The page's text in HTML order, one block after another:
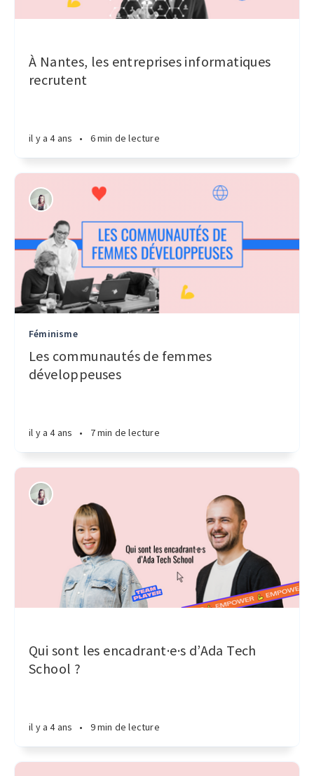
À Nantes, les entreprises informatiques
recrutent
il y a 4 ans • 6 min de lecture
Féminisme
Les communautés de femmes
développeuses
il y a 4 ans • 7 min de lecture
Qui sont les encadrant·e·s d’Ada Tech
School ?
il y a 4 ans • 9 min de lecture